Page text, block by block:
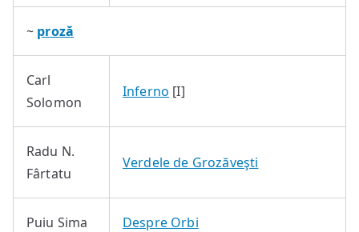
~ proză
Carl
Solomon
Inferno [I]
Radu N.
Fârtatu
Verdele de Grozăveşti
Puiu Sima Despre Orbi